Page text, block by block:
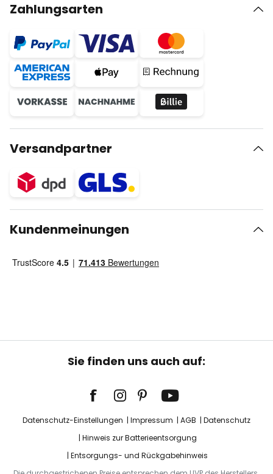
Zahlungsarten
Versandpartner
Kundenmeinungen
Sie finden uns auch auf:
Datenschutz-Einstellungen Impressum AGB
Datenschutz
Hinweis zur Batterieentsorgung
Entsorgungs- und Rückgabehinweis